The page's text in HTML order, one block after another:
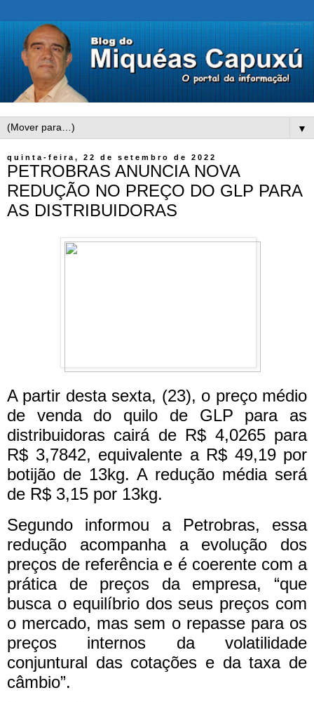
▼
quinta-feira, 22 de setembro de 2022
PETROBRAS ANUNCIA NOVA
REDUÇÃO NO PREÇO DO GLP PARA
AS DISTRIBUIDORAS
A partir desta sexta, (23), o preço médio
de venda do quilo de GLP para as
distribuidoras cairá de R$ 4,0265 para
R$ 3,7842, equivalente a R$ 49,19 por
botijão de 13kg. A redução média será
de R$ 3,15 por 13kg.
Segundo informou a Petrobras, essa
redução acompanha a evolução dos
preços de referência e é coerente com a
prática de preços da empresa, “que
busca o equilíbrio dos seus preços com
o mercado, mas sem o repasse para os
preços internos da volatilidade
conjuntural das cotações e da taxa de
câmbio”.